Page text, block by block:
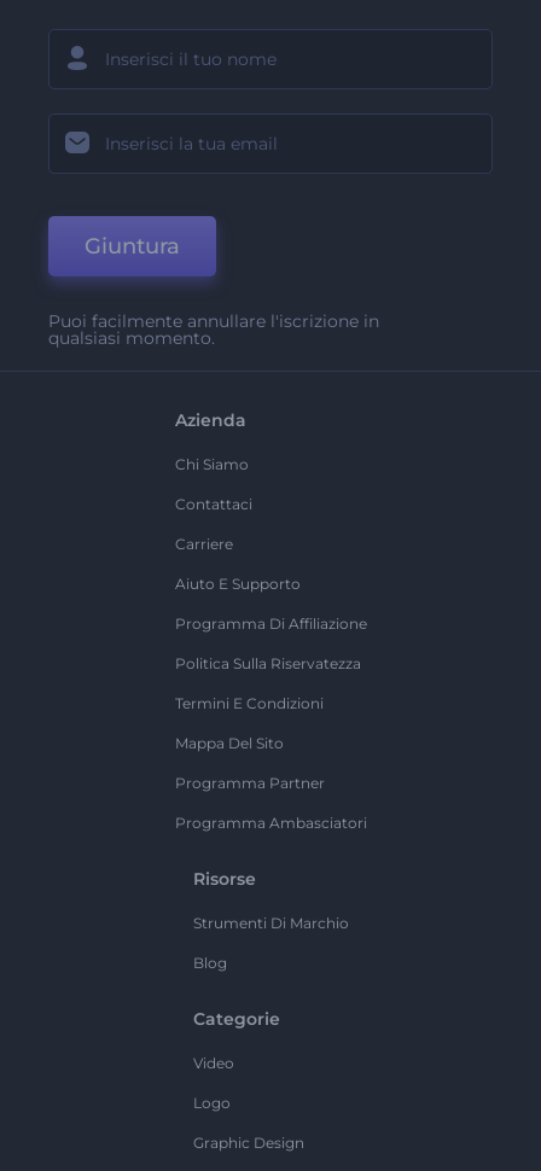
Giuntura
Puoi facilmente annullare l'iscrizione in
qualsiasi momento.
Azienda
Chi Siamo
Contattaci
Carriere
Aiuto E Supporto
Programma Di Affiliazione
Politica Sulla Riservatezza
Termini E Condizioni
Mappa Del Sito
Programma Partner
Programma Ambasciatori
Risorse
Strumenti Di Marchio
Blog
Categorie
Video
Logo
Graphic Design